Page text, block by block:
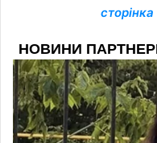
сторінка